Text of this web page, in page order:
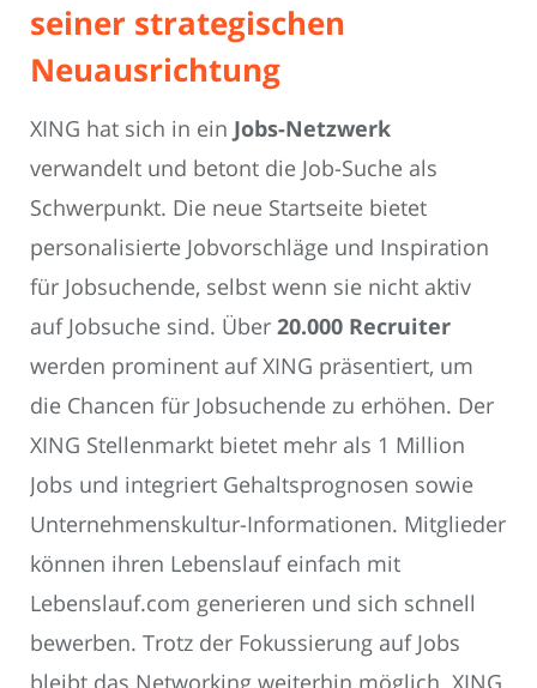
seiner strategischen
Neuausrichtung
XING hat sich in ein Jobs-Netzwerk
verwandelt und betont die Job-Suche als
Schwerpunkt. Die neue Startseite bietet
personalisierte Jobvorschläge und Inspiration
für Jobsuchende, selbst wenn sie nicht aktiv
auf Jobsuche sind. Über 20.000 Recruiter
werden prominent auf XING präsentiert, um
die Chancen für Jobsuchende zu erhöhen. Der
XING Stellenmarkt bietet mehr als 1 Million
Jobs und integriert Gehaltsprognosen sowie
Unternehmenskultur-Informationen. Mitglieder
können ihren Lebenslauf einfach mit
Lebenslauf.com generieren und sich schnell
bewerben. Trotz der Fokussierung auf Jobs